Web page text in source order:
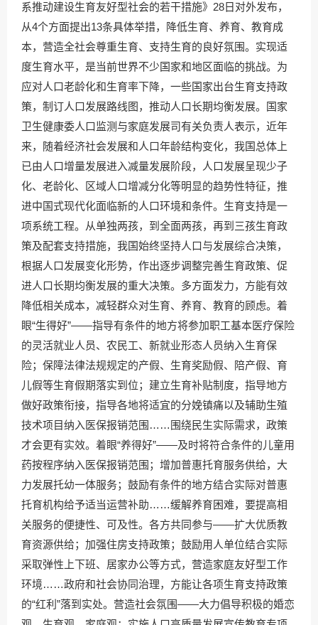
系推动建设生育友好型社会的若干措施》28日对外发布，
从4个方面提出13条具体举措，降低生育、养育、教育成
本，营造全社会尊重生育、支持生育的良好氛围。实现适
度生育水平，是当前世界不少国家和地区面临的挑战。为
应对人口老龄化和生育率下降，一些国家出台生育支持政
策，制订人口发展路线图，推动人口长期均衡发展。国家
卫生健康委人口监测与家庭发展司有关负责人表示，近年
来，随着经济社会发展和人口年龄结构变化，我国总体上
已由人口增量发展进入减量发展阶段，人口发展呈现少子
化、老龄化、区域人口增减分化等明显的趋势性特征，推
进中国式现代化面临新的人口环境和条件。生育支持是一
项系统工程。从单独两孩，到全面两孩，再到三孩生育政
策及配套支持措施，我国始终坚持人口与发展综合决策，
根据人口发展变化形势，作出逐步调整完善生育政策、促
进人口长期均衡发展的重大决策。多方面发力，方能有效
降低相关成本，减轻群众对生育、养育、教育的顾虑。着
眼“生得好”——指导有条件的地方将参加职工基本医疗保险
的灵活就业人员、农民工、新就业形态人员纳入生育保
险；保障法律法规规定的产假、生育奖励假、陪产假、育
儿假等生育假期落实到位；建立生育补贴制度，指导地方
做好政策衔接，指导各地将适宜的分娩镇痛以及辅助生殖
技术项目纳入医保报销范围……围绕民生实际需求，政策
才会更有实效。着眼“养得好”——及时将符合条件的儿童用
药按程序纳入医保报销范围；增加普惠托育服务供给，大
力发展托幼一体服务；鼓励有条件的地方结合实际对普惠
托育机构给予适当运营补助……缓解养育困难，要提高相
关服务的便捷性、可及性。各方共同参与——扩大优质教
育资源供给；加强住房支持政策；鼓励用人单位结合实际
采取弹性上下班、居家办公等方式，营造家庭友好型工作
环境……政府和社会协同治理，方能让各项生育支持政策
的“红利”落到实处。营造社会氛围——大力倡导积极的婚恋